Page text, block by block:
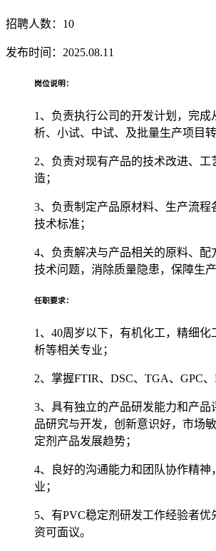
招聘人数：10
发布时间：2025.08.11
岗位说明：
1、负责执行公司的开发计划，完成
析、小试、中试、及批量生产项目转
2、负责对现有产品的技术改进、工
造；
3、负责制定产品原材料、生产流程
技术标准；
4、负责解决与产品相关的原料、配
技术问题，消除质量隐患，保障生产
任职要求：
1、40周岁以下，有机化工，精细化
析等相关专业；
2、掌握FTIR、DSC、TGA、GPC、
3、具有独立的产品研发能力和产品
品研究与开发，创新意识好，市场
定剂产品发展趋势；
4、良好的沟通能力和团队协作精神
业；
5、有PVC稳定剂研发工作经验者优
资可面议。